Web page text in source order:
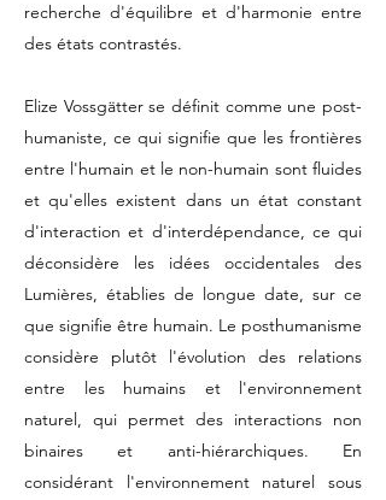
recherche d'équilibre et d'harmonie entre
des états contrastés.
Elize Vossgätter se définit comme une post-
humaniste, ce qui signifie que les frontières
entre l'humain et le non-humain sont fluides
et qu'elles existent dans un état constant
d'interaction et d'interdépendance, ce qui
déconsidère les idées occidentales des
Lumières, établies de longue date, sur ce
que signifie être humain. Le posthumanisme
considère plutôt l'évolution des relations
entre les humains et l'environnement
naturel, qui permet des interactions non
binaires et anti-hiérarchiques. En
considérant l'environnement naturel sous